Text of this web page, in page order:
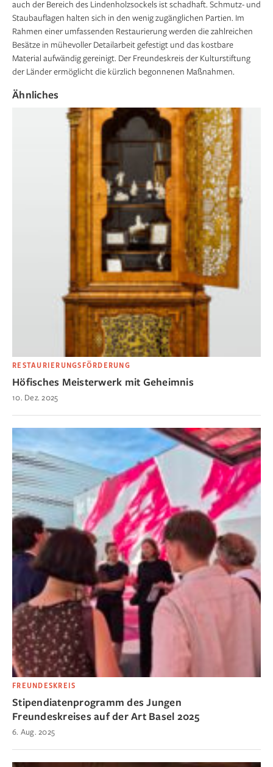
auch der Bereich des Lindenholzsockels ist schadhaft. Schmutz- und
Staubauflagen halten sich in den wenig zugänglichen Partien. Im
Rahmen einer umfassenden Restaurierung werden die zahlreichen
Besätze in mühevoller Detailarbeit gefestigt und das kostbare
Material aufwändig gereinigt. Der Freundeskreis der Kulturstiftung
der Länder ermöglicht die kürzlich begonnenen Maßnahmen.
Ähnliches
RESTAURIERUNGSFÖRDERUNG
Höfisches Meisterwerk mit Geheimnis
10. Dez. 2025
FREUNDESKREIS
Stipendiatenprogramm des Jungen
Freundeskreises auf der Art Basel 2025
6. Aug. 2025